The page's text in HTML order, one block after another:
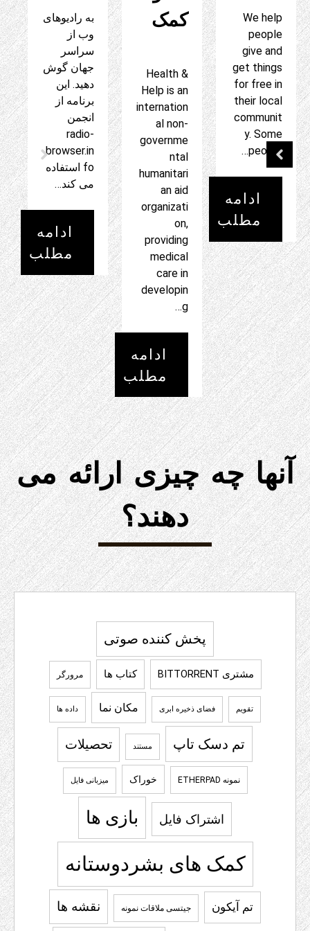
FeedRead
er یک
برنامه
دسکتاپ
مدرن است
که برای
تکمیل
RSS مبتنی
بر وب
موجود
طراحی
شده است.
ترکیب می
کند…
ادامه
مطلب
markup-
based
typsetting
system
that is
designed
to be as
powerful
as…
ادامه
مطلب
Scuttlebu
tt is a
decentrali
sed
secure
gossip
platform.
Like other
social
you can
send
messages
ادامه
مطلب